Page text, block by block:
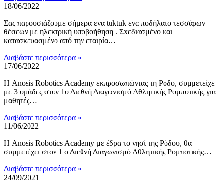
18/06/2022
Σας παρουσιάζουμε σήμερα ενα tuktuk ενα ποδήλατο τεσσάρων
θέσεων με ηλεκτρική υποβοήθηση . Σxεδιασμένο και
κατασκευασμένο από την εταιρία…
Διαβάστε περισσότερα »
17/06/2022
Η Anosis Robotics Academy εκπροσωπώντας τη Ρόδο, συμμετείχε
με 3 ομάδες στον 1ο Διεθνή Διαγωνισμό Αθλητικής Ρομποτικής για
μαθητές…
Διαβάστε περισσότερα »
11/06/2022
Η Anosis Robotics Academy με έδρα το νησί της Ρόδου, θα
συμμετέχει στον 1 ο Διεθνή Διαγωνισμό Αθλητικής Ρομποτικής…
Διαβάστε περισσότερα »
24/09/2021